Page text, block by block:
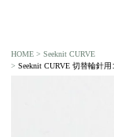
HOME
Seeknit CURVE
Seeknit CURVE 切替輪針用